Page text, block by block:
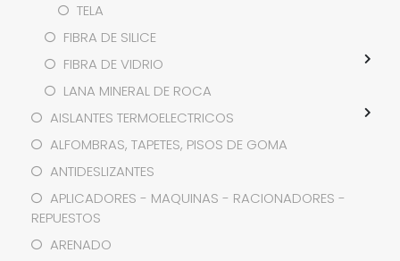
TELA
FIBRA DE SILICE
FIBRA DE VIDRIO
LANA MINERAL DE ROCA
AISLANTES TERMOELECTRICOS
ALFOMBRAS, TAPETES, PISOS DE GOMA
ANTIDESLIZANTES
APLICADORES - MAQUINAS - RACIONADORES -
REPUESTOS
ARENADO